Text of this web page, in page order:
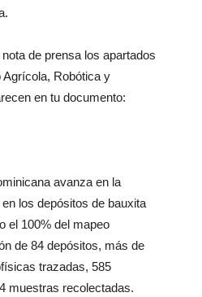
de prensa los apartados
Robótica y
en tu documento:
avanza en la
los depósitos de bauxita
el 100% del mapeo
de 84 depósitos, más de
trazadas, 585
muestras recolectadas.